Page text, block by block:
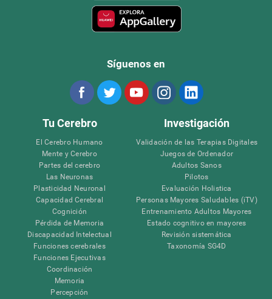
Síguenos en
Tu Cerebro
El Cerebro Humano
Mente y Cerebro
Partes del cerebro
Las Neuronas
Plasticidad Neuronal
Capacidad Cerebral
Cognición
Pérdida de Memoria
Discapacidad Intelectual
Funciones cerebrales
Funciones Ejecutivas
Coordinación
Memoria
Percepción
Investigación
Validación de las Terapias Digitales
Juegos de Ordenador
Adultos Sanos
Pilotos
Evaluación Holistica
Personas Mayores Saludables (iTV)
Entrenamiento Adultos Mayores
Estado cognitivo en mayores
Revisión sistemática
Taxonomía SG4D